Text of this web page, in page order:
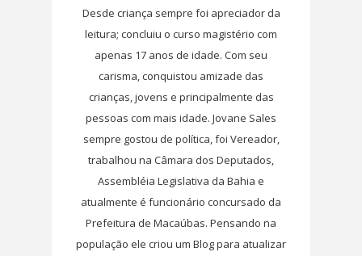
Desde criança sempre foi apreciador da
leitura; concluiu o curso magistério com
apenas 17 anos de idade. Com seu
carisma, conquistou amizade das
crianças, jovens e principalmente das
pessoas com mais idade. Jovane Sales
sempre gostou de política, foi Vereador,
trabalhou na Câmara dos Deputados,
Assembléia Legislativa da Bahia e
atualmente é funcionário concursado da
Prefeitura de Macaúbas. Pensando na
população ele criou um Blog para atualizar